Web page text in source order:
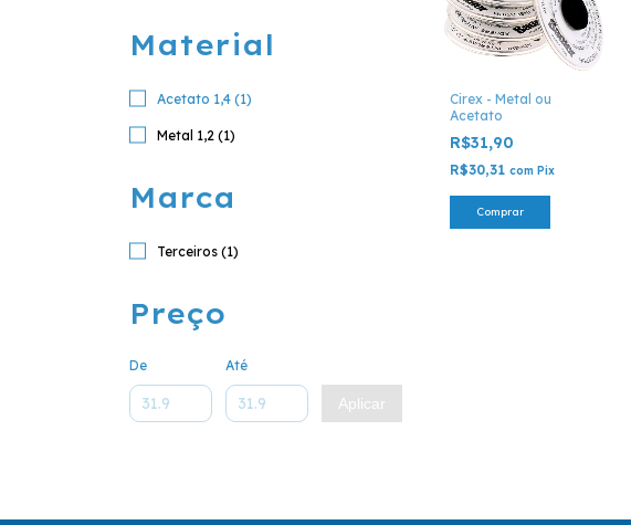
Material
Acetato 1,4 (1)
Metal 1,2 (1)
Marca
Terceiros (1)
Preço
De Até
Aplicar
Cirex - Metal ou
Acetato
R$31,90
R$30,31 com Pix
Comprar